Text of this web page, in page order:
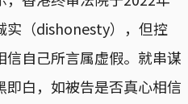
实（dishonesty），但控
自己所言属虚假。就串谋
白，如被告是否真心相信